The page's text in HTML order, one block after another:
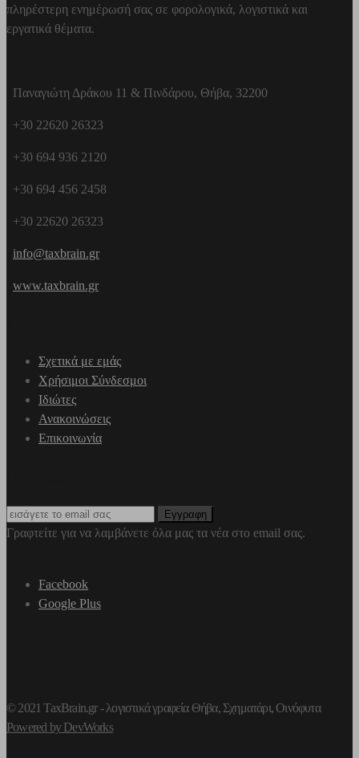
πληρέστερη ενημέρωσή σας σε φορολογικά, λογιστικά και
εργατικά θέματα.
Παναγιώτη Δράκου 11 & Πινδάρου, Θήβα, 32200
+30 22620 26323
+30 694 936 2120
+30 694 456 2458
+30 22620 26323
info@taxbrain.gr
www.taxbrain.gr
Σχετικά με εμάς
Χρήσιμοι Σύνδεσμοι
Ιδιώτες
Ανακοινώσεις
Επικοινωνία
Γραφτείτε για να λαμβάνετε όλα μας τα νέα στο email σας.
Facebook
Google Plus
© 2021 TaxBrain.gr -λογιστικά γραφεία Θήβα, Σχηματάρι, Οινόφυτα
Powered by DevWorks